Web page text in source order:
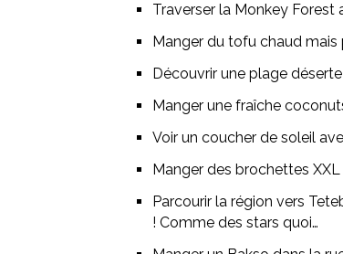
Traverser la Monkey Forest
Manger du tofu chaud mais
Découvrir une plage
Manger une fraîche
Voir un coucher de soleil
Manger des brochettes
Parcourir la région vers
! Comme des stars quoi…